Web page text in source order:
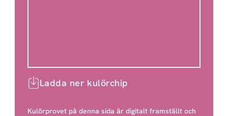
Ladda ner kulörchip
Kulörprovet på denna sida är digitalt framställt och